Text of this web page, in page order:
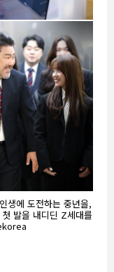
생에 도전하는 중년을,
발을 내디딘 Z세대를